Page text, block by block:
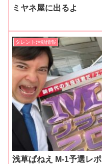
ミヤネ屋に出るよ
タレント活動情報
浅草ぱねえ M-1予選レポ